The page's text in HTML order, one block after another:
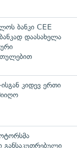
ბანკი CEE
დაასახელა
კიდევ ერთი
განსაკუთრებული